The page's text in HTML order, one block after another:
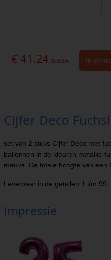
€ 41.24 Excl. btw In
Cijfer Deco
set van 2 stuks Cijfer Deco met
ballonnen in de kleuren metallic-
mauve. De totale hoogte van een
Leverbaar in de getallen 1 t/m 99.
Impressie